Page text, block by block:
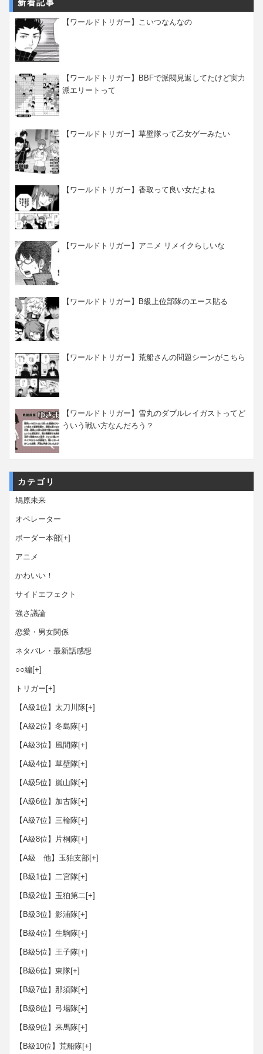
新着記事
【ワールドトリガー】こいつなんなの
【ワールドトリガー】BBFで派閥見返してたけど実力
派エリートって
【ワールドトリガー】草壁隊って乙女ゲーみたい
【ワールドトリガー】香取って良い女だよね
【ワールドトリガー】アニメ リメイクらしいな
【ワールドトリガー】B級上位部隊のエース貼る
【ワールドトリガー】荒船さんの問題シーンがこちら
【ワールドトリガー】雪丸のダブルレイガストってど
ういう戦い方なんだろう？
カテゴリ
鳩原未来
オペレーター
ボーダー本部[+]
アニメ
かわいい！
サイドエフェクト
強さ議論
恋愛・男女関係
ネタバレ・最新話感想
○○編[+]
トリガー [+]
【A級1位】太刀川隊[+]
【A級2位】冬島隊[+]
【A級3位】風間隊[+]
【A級4位】草壁隊[+]
【A級5位】嵐山隊[+]
【A級6位】加古隊[+]
【A級7位】三輪隊[+]
【A級8位】片桐隊[+]
【A級 他】玉狛支部[+]
【B級1位】二宮隊[+]
【B級2位】玉狛第二[+]
【B級3位】影浦隊[+]
【B級4位】生駒隊[+]
【B級5位】王子隊[+]
【B級6位】東隊[+]
【B級7位】那須隊[+]
【B級8位】弓場隊[+]
【B級9位】来馬隊[+]
【B級10位】荒船隊[+]